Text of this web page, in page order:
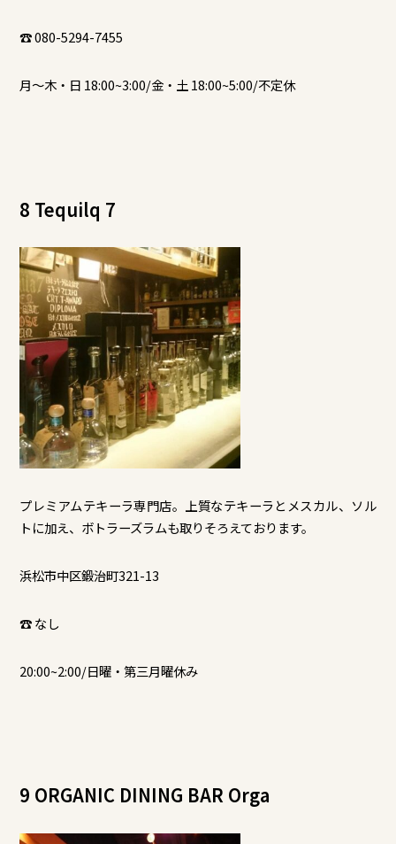
☎ 080-5294-7455
月～木・日 18:00~3:00/金・土 18:00~5:00/不定休
8 Tequilq 7
プレミアムテキーラ専門店。上質なテキーラとメスカル、ソル
トに加え、ボトラーズラムも取りそろえております。
浜松市中区鍛治町321-13
☎ なし
20:00~2:00/日曜・第三月曜休み
9 ORGANIC DINING BAR Orga